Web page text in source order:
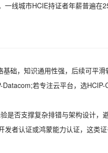
线城市HCIE持证者年薪普遍在
础，知识通用性强，后续可平滑
若专注云平台，选HCIP-
否支撑复杂排错与架构设计，
者认证或鸿蒙能力认证，这类